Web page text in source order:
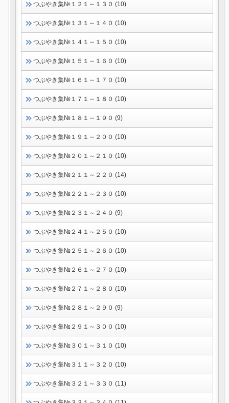
つぶやき集№１２１～１３０ (10)
つぶやき集№１３１～１４０ (10)
つぶやき集№１４１～１５０ (10)
つぶやき集№１５１～１６０ (10)
つぶやき集№１６１～１７０ (10)
つぶやき集№１７１～１８０ (10)
つぶやき集№１８１～１９０ (9)
つぶやき集№１９１～２００ (10)
つぶやき集№２０１～２１０ (10)
つぶやき集№２１１～２２０ (14)
つぶやき集№２２１～２３０ (10)
つぶやき集№２３１～２４０ (9)
つぶやき集№２４１～２５０ (10)
つぶやき集№２５１～２６０ (10)
つぶやき集№２６１～２７０ (10)
つぶやき集№２７１～２８０ (10)
つぶやき集№２８１～２９０ (9)
つぶやき集№２９１～３００ (10)
つぶやき集№３０１～３１０ (10)
つぶやき集№３１１～３２０ (10)
つぶやき集№３２１～３３０ (11)